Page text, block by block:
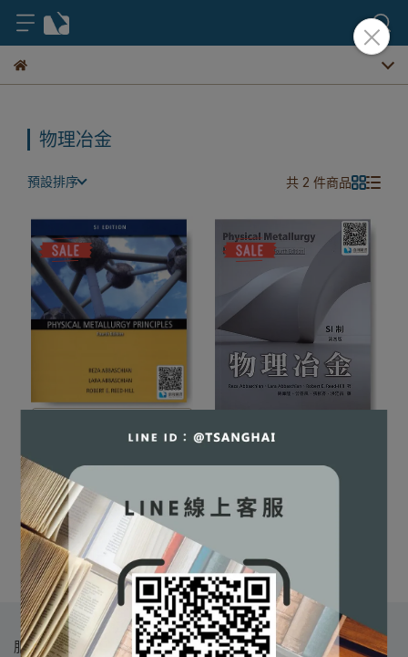
物理冶金
預設排序 共 2 件商品
✅訂購數量5本以上另有優
惠，請洽LINE客服訂購
Principles SI 4/e
[Abbaschian/Reed-Hill]
9780495438519
NT$1,254
加入購物車
除非瑕疵換書不提供退貨與
物理冶金(SI制)(第四版)
[劉偉隆/曾春風等譯
(Abbaschian/Reed-Hill)]
NT$931NT$980
服務導覽